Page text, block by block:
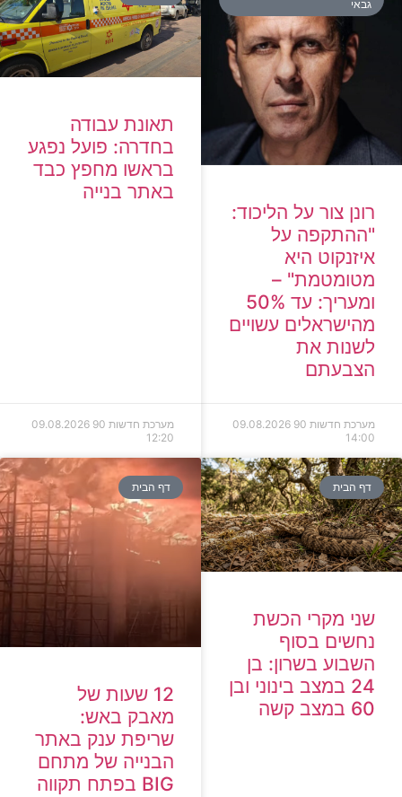
גבאי
רונן צור על הליכוד:
"ההתקפה על
איזנקוט היא
מטומטמת" –
ומעריך: עד 50%
מהישראלים עשויים
לשנות את
הצבעתם
מערכת חדשות 90
09.08.2026
14:00
תאונת עבודה
בחדרה: פועל נפגע
בראשו מחפץ כבד
באתר בנייה
מערכת חדשות 90
09.08.2026
12:20
דף הבית
שני מקרי הכשת
נחשים בסוף
השבוע בשרון: בן
24 במצב בינוני ובן
60 במצב קשה
דף הבית
12 שעות של
מאבק באש:
שריפת ענק באתר
הבנייה של מתחם
BIG בפתח תקווה